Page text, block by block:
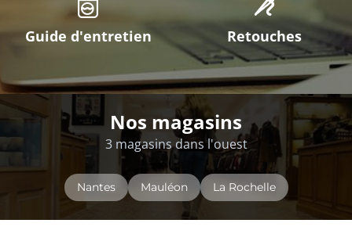
Guide d'entretien Retouches
Nos magasins
3 magasins dans l'ouest
Nantes Mauléon La Rochelle